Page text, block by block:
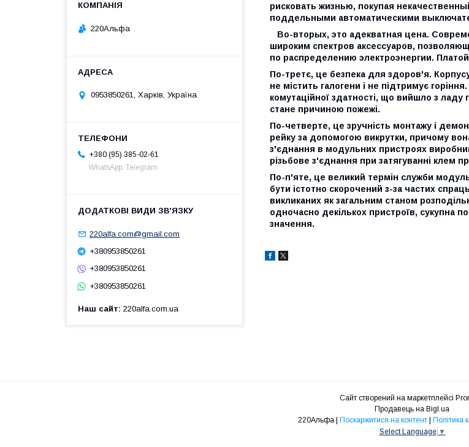
рисковать жизнью, покупая
поддельными автоматическими
Во-вторых, это адекватная цена.
широким спектров аксессуаров,
по распределению электроэнергии.
По-третє, це безпека для здоров'я.
не містить галогени і не підтримує
комутаційної здатності, що вийшло з
стане причиною пожежі.
По-четверте, це зручність монтажу і
рейку за допомогою викрутки, причому
з'єднання в модульних пристроях
різьбове з'єднання при затягуванні клем
По-п'яте, це великий термін служби
бути істотно скорочений з-за частих
викликаних як загальним станом
одночасно декількох пристроїв, сукупна
значення.
220Альфа
0953850261, Харків, Україна
+380 (95) 385-02-61
WhatsApp. Telegram
220alfa.com@gmail.com
+380953850261
+380953850261
+380953850261
Наш сайт 220alfa.com.ua
Сайт створений на маркетплейсі
Продавець на Bigl.ua
Поскаржитися на контент
Політика
Select Language ▼